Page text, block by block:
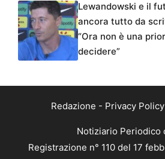
Lewandowski e il
ancora tutto da
“Ora non è una
decidere”
Redazione - Privacy Policy
Notiziario Periodico
Registrazione n° 110 del 17